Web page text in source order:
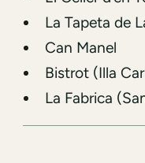
⁠La Tapeta de
⁠⁠Can Manel
Bistrot (Illa
La Fabrica